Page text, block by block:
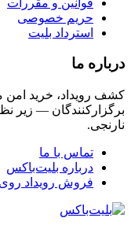
قوانین و مقررات
حریم خصوصی
استرداد بلیت
درباره ما
کشف رویداد، خرید امن
برگزارکنندگان — زیر
نارنجی.
تماس با ما
درباره بلیت‌باکس
فروش رویداد